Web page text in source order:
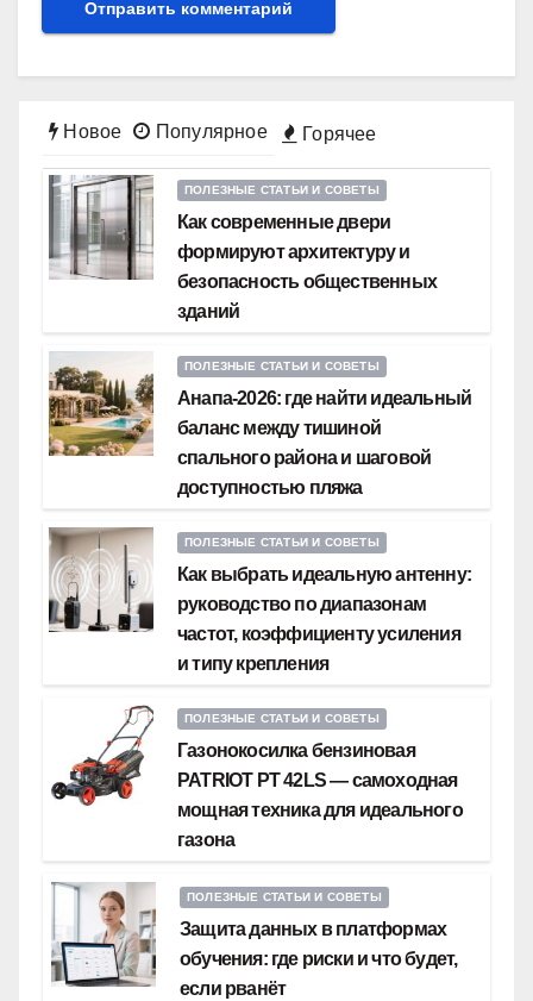
Новое Популярное Горячее
ПОЛЕЗНЫЕ СТАТЬИ И СОВЕТЫ
Как современные двери
формируют архитектуру и
безопасность общественных
зданий
ПОЛЕЗНЫЕ СТАТЬИ И СОВЕТЫ
Анапа-2026: где найти идеальный
баланс между тишиной
спального района и шаговой
доступностью пляжа
ПОЛЕЗНЫЕ СТАТЬИ И СОВЕТЫ
Как выбрать идеальную антенну:
руководство по диапазонам
частот, коэффициенту усиления
и типу крепления
ПОЛЕЗНЫЕ СТАТЬИ И СОВЕТЫ
Газонокосилка бензиновая
PATRIOT PT 42LS — самоходная
мощная техника для идеального
газона
ПОЛЕЗНЫЕ СТАТЬИ И СОВЕТЫ
Защита данных в платформах
обучения: где риски и что будет,
если рванёт